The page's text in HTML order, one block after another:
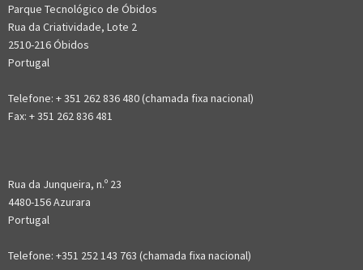
Parque Tecnológico de Óbidos
Rua da Criatividade, Lote 2
2510-216 Óbidos
Portugal
Telefone: + 351 262 836 480 (chamada fixa nacional)
Fax: + 351 262 836 481
Rua da Junqueira, n.º 23
4480-156 Azurara
Portugal
Telefone: +351 252 143 763 (chamada fixa nacional)